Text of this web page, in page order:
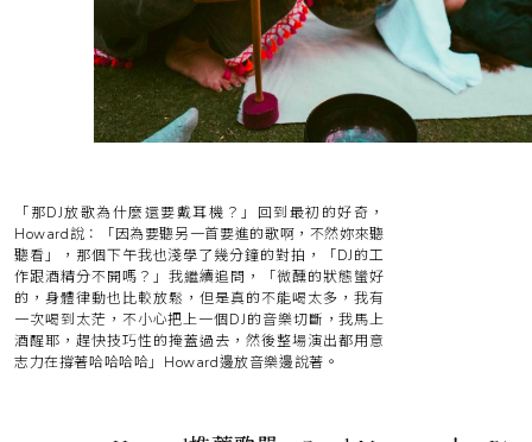
「那DJ放歌為什麼還要戴耳機？」回到最初的好奇，
Howard說：「因為要聽另一首要進的歌啊，不然妳來聽
聽看」，那個下午我也淺學了幾分鐘的對拍，「DJ的工
作跟酒精分不開嗎？」我繼續追問，「微醺的狀態蠻好
的，身體律動也比較放鬆，但是真的不能喝太多，我有
一次喝到太茫，不小心把上一個DJ的音樂切斷，我馬上
酒醒耶，趕快技巧性的掩蓋過去，然後整場演出都用意
志力在撐著哈哈哈哈」Howard邊放音樂邊說著。